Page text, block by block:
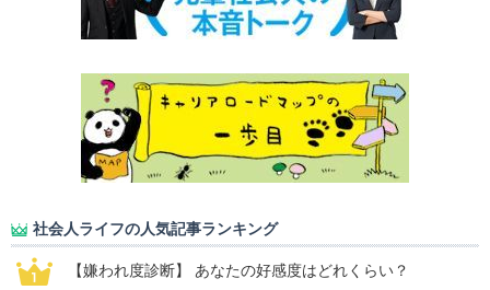
社会人ライフの人気記事ランキング
【嫌われ度診断】 あなたの好感度はどれくらい？